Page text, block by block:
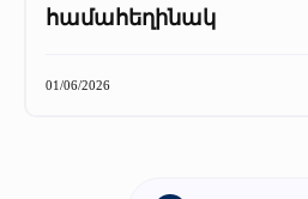
համահեղինակ
01/06/2026